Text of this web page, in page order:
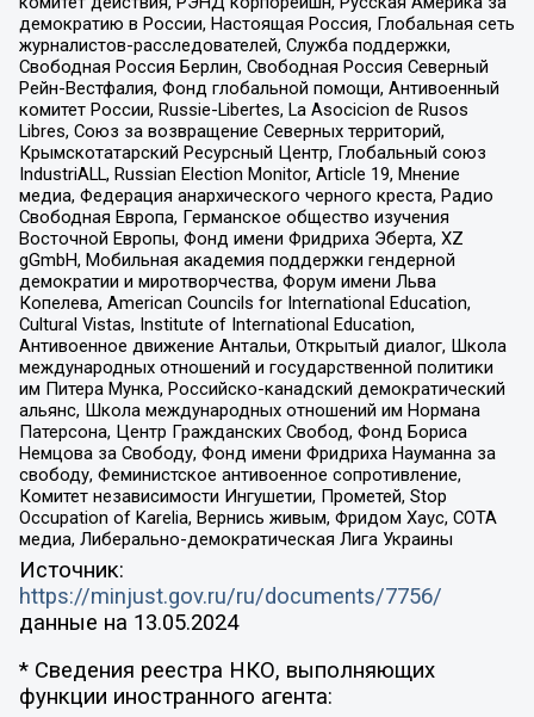
демократию в России, Настоящая Россия, Глобальная сеть
журналистов-расследователей, Служба поддержки,
Свободная Россия Берлин, Свободная Россия Северный
Рейн-Вестфалия, Фонд глобальной помощи, Антивоенный
комитет России, Russie-Libertes, La Asocicion de Rusos
Libres, Союз за возвращение Северных территорий,
Крымскотатарский Ресурсный Центр, Глобальный союз
IndustriALL, Russian Election Monitor, Article 19, Мнение
медиа, Федерация анархического черного креста, Радио
Свободная Европа, Германское общество изучения
Восточной Европы, Фонд имени Фридриха Эберта, XZ
gGmbH, Мобильная академия поддержки гендерной
демократии и миротворчества, Форум имени Льва
Копелева, American Councils for International Education,
Cultural Vistas, Institute of International Education,
Антивоенное движение Антальи, Открытый диалог, Школа
международных отношений и государственной политики
им Питера Мунка, Российско-канадский демократический
альянс, Школа международных отношений им Нормана
Патерсона, Центр Гражданских Свобод, Фонд Бориса
Немцова за Свободу, Фонд имени Фридриха Науманна за
свободу, Феминистское антивоенное сопротивление,
Комитет независимости Ингушетии, Прометей, Stop
Occupation of Karelia, Вернись живым, Фридом Хаус, СОТА
медиа, Либерально-демократическая Лига Украины
Источник:
https://minjust.gov.ru/ru/documents/7756/
данные на 13.05.2024
* Сведения реестра НКО, выполняющих
функции иностранного агента: